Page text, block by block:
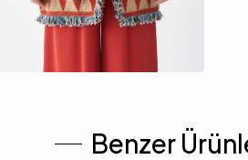
Benzer